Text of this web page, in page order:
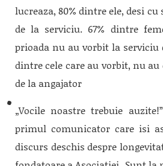
lucreaza, 80% dintre ele, desi
de la serviciu. 67% dintre
prioada nu au vorbit la serviciu
dintre cele care au vorbit, nu
de la angajator
„Vocile noastre trebuie
primul comunicator care isi
discurs deschis despre